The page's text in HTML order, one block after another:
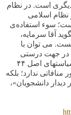
دیگری است. در نظام
اسلامی
سوء استفاده‌ی
آقا سرمایه،
می توان با
در جهت درستی
اصل ۴۴
ندارد؛ بلکه
دیدار دانشجویان»،